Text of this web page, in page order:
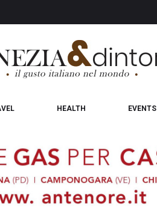
HEALTH EVENTS